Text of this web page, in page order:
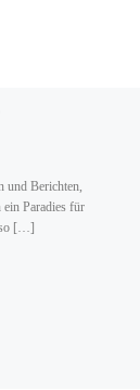
und Berichten,
Paradies für
[…]